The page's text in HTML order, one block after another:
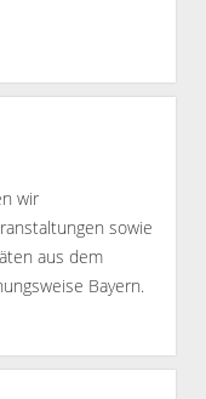
wir
sowie
aus dem
Bayern.